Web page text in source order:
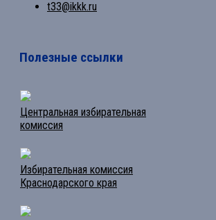
t33@ikkk.ru
Полезные ссылки
Центральная избирательная
комиссия
Избирательная комиссия
Краснодарского края